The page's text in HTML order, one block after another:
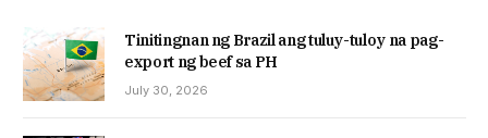
Tinitingnan ng Brazil ang tuluy-tuloy na pag-
export ng beef sa PH
July 30, 2026